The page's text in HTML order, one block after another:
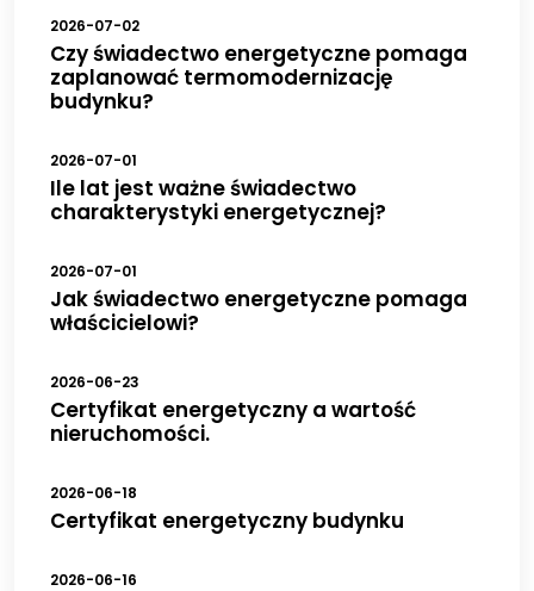
2026-07-02
Czy świadectwo energetyczne pomaga
zaplanować termomodernizację
budynku?
2026-07-01
Ile lat jest ważne świadectwo
charakterystyki energetycznej?
2026-07-01
Jak świadectwo energetyczne pomaga
właścicielowi?
2026-06-23
Certyfikat energetyczny a wartość
nieruchomości.
2026-06-18
Certyfikat energetyczny budynku
2026-06-16